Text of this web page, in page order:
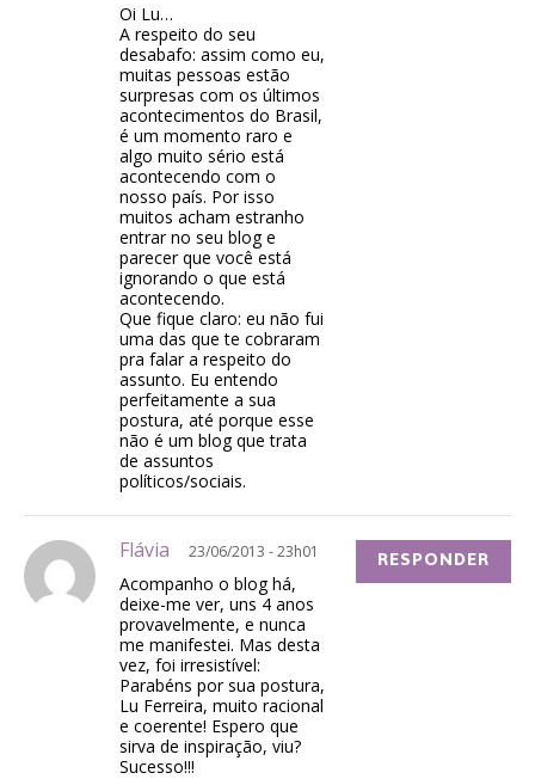
Oi Lu…
A respeito do seu
desabafo: assim como eu,
muitas pessoas estão
surpresas com os últimos
acontecimentos do Brasil,
é um momento raro e
algo muito sério está
acontecendo com o
nosso país. Por isso
muitos acham estranho
entrar no seu blog e
parecer que você está
ignorando o que está
acontecendo.
Que fique claro: eu não fui
uma das que te cobraram
pra falar a respeito do
assunto. Eu entendo
perfeitamente a sua
postura, até porque esse
não é um blog que trata
de assuntos
políticos/sociais.
Flávia 23/06/2013 - 23h01
Acompanho o blog há,
deixe-me ver, uns 4 anos
provavelmente, e nunca
me manifestei. Mas desta
vez, foi irresistível:
Parabéns por sua postura,
Lu Ferreira, muito racional
e coerente! Espero que
sirva de inspiração, viu?
Sucesso!!!
RESPONDER